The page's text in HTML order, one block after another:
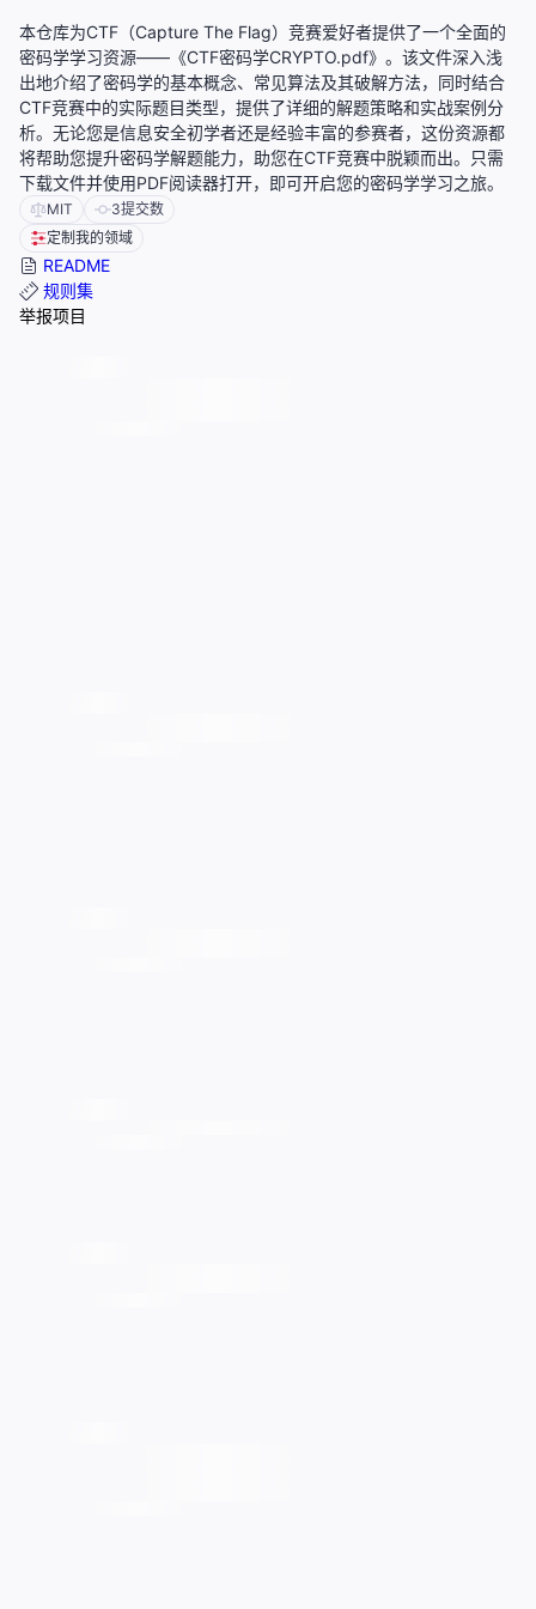
本仓库为CTF（Capture The Flag）竞赛爱好者提供了一个全面的
密码学学习资源——《CTF密码学CRYPTO.pdf》。该文件深入浅
出地介绍了密码学的基本概念、常见算法及其破解方法，同时结合
CTF竞赛中的实际题目类型，提供了详细的解题策略和实战案例分
析。无论您是信息安全初学者还是经验丰富的参赛者，这份资源都
将帮助您提升密码学解题能力，助您在CTF竞赛中脱颖而出。只需
下载文件并使用PDF阅读器打开，即可开启您的密码学学习之旅。
MIT 3提交数
定制我的领域
README
规则集
举报项目